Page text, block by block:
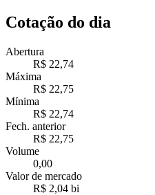
Cotação do dia
Abertura
R$ 22,74
Máxima
R$ 22,75
Mínima
R$ 22,74
Fech. anterior
R$ 22,75
Volume
0,00
Valor de mercado
R$ 2,04 bi